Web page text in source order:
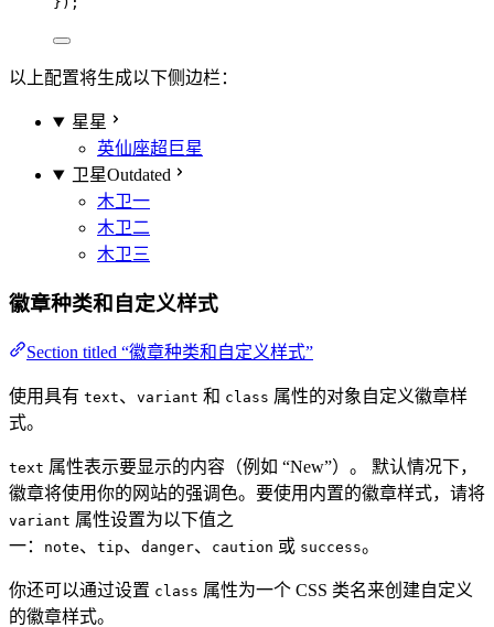
以上配置将生成以下侧边栏：
星星
英仙座超巨星
卫星Outdated
木卫一
木卫二
木卫三
徽章种类和自定义样式
Section titled “徽章种类和自定义样式”
使用具有 text、 variant 和 class 属性的对象自定义徽章样
式。
text 属性表示要显示的内容（例如 “New”）。 默认情况下，
徽章将使用你的网站的强调色。要使用内置的徽章样式，请将
variant 属性设置为以下值之
一：
note、 tip、 danger、 caution 或 success。
你还可以通过设置 class 属性为一个 CSS 类名来创建自定义
的徽章样式。